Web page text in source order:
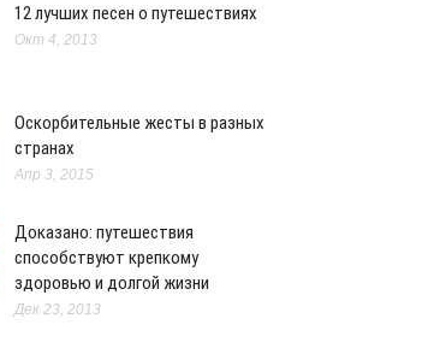
12 лучших песен о путешествиях
Окт 4, 2013
Оскорбительные жесты в разных
странах
Апр 3, 2015
Доказано: путешествия
способствуют крепкому
здоровью и долгой жизни
Дек 23, 2013